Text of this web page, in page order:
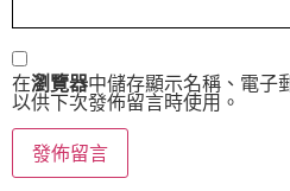
在瀏覽器中儲存顯示名稱、電子
以供下次發佈留言時使用。